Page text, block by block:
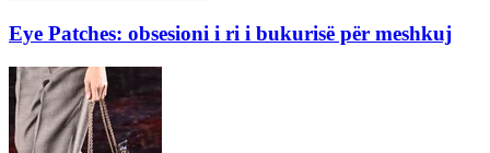
Eye Patches: obsesioni i ri i bukurisë për meshkuj